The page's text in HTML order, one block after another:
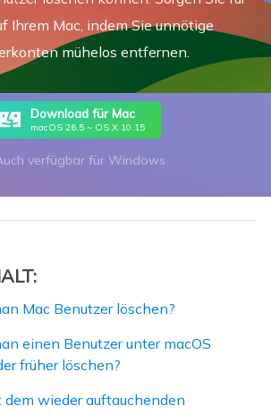
Ihrem Mac, indem Sie unnötige
mühelos entfernen.
Download für Mac
macOS 26.5 ~ OS X 10.15
verfügbar für Windows
Mac Benutzer löschen?
einen Benutzer unter macOS
früher löschen?
dem wieder auftauchenden